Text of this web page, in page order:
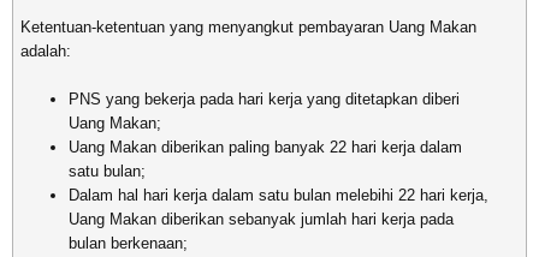
Ketentuan-ketentuan yang menyangkut pembayaran Uang Makan
adalah:
PNS yang bekerja pada hari kerja yang ditetapkan diberi
Uang Makan;
Uang Makan diberikan paling banyak 22 hari kerja dalam
satu bulan;
Dalam hal hari kerja dalam satu bulan melebihi 22 hari kerja,
Uang Makan diberikan sebanyak jumlah hari kerja pada
bulan berkenaan;